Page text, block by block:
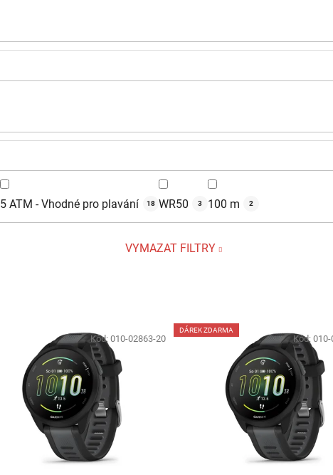
5 ATM - Vhodné pro plavání 18 WR50 3 100 m 2
VYMAZAT FILTRY
Kód: 010-02863-20
DÁREK ZDARMA
Kód: 010-